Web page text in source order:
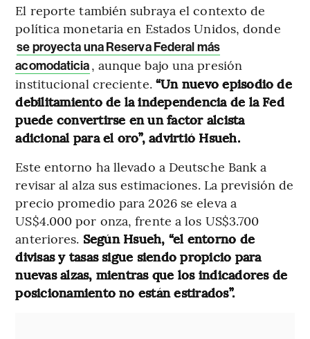
El reporte también subraya el contexto de
política monetaria en Estados Unidos, donde
se proyecta una Reserva Federal más
acomodaticia, aunque bajo una presión
institucional creciente. “Un nuevo episodio de
debilitamiento de la independencia de la Fed
puede convertirse en un factor alcista
adicional para el oro”, advirtió Hsueh.
Este entorno ha llevado a Deutsche Bank a
revisar al alza sus estimaciones. La previsión de
precio promedio para 2026 se eleva a
US$4.000 por onza, frente a los US$3.700
anteriores. Según Hsueh, “el entorno de
divisas y tasas sigue siendo propicio para
nuevas alzas, mientras que los indicadores de
posicionamiento no están estirados”.